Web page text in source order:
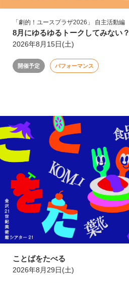
「劇的！ユースプラザ2026」 自主活動編
8月にゆるゆるトークしてみない？
2026年8月15日(土)
開催予定 パフォーマンス
ことばをたべる
2026年8月29日(土)